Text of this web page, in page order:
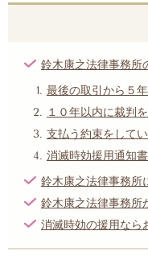
鈴木康之法律事務所
最後の取引から５
１０年以内に裁判
支払う約束をして
消滅時効援用通知
鈴木康之法律事務所
鈴木康之法律事務所
消滅時効の援用なら